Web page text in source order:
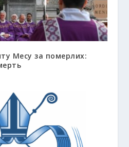
Месу за померлих: